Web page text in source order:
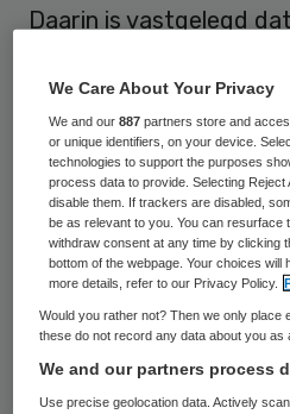
Daarin is vastgelegd
toekomstbestendige en
bekostiging en
en dienstverlening aan
auditieve en
Extern onderzoek
Aanleiding voor dit
recente publicaties. De
in opdracht van VWS
We Care About Your Privacy
We and our887 partners store and
or unique identifiers, on your device.
technologies to support the purposes
process data to provide. Selecting
disable them. If trackers are disabled,
be as relevant to you. You can
withdraw consent at any time by clicking
bottom of the webpage. Your choices will
more details, refer to our Privacy Policy.
Would you rather not? Then we only place
these do not record any data about you as
We and our partners process
Use precise geolocation data. Actively